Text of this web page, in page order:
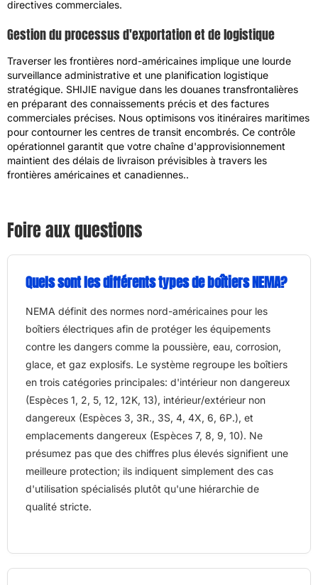
directives commerciales.
Gestion du processus d'exportation et de logistique
Traverser les frontières nord-américaines implique une lourde
surveillance administrative et une planification logistique
stratégique. SHIJIE navigue dans les douanes transfrontalières
en préparant des connaissements précis et des factures
commerciales précises. Nous optimisons vos itinéraires maritimes
pour contourner les centres de transit encombrés. Ce contrôle
opérationnel garantit que votre chaîne d'approvisionnement
maintient des délais de livraison prévisibles à travers les
frontières américaines et canadiennes..
Foire aux questions
Quels sont les différents types de boîtiers NEMA?
NEMA définit des normes nord-américaines pour les
boîtiers électriques afin de protéger les équipements
contre les dangers comme la poussière, eau, corrosion,
glace, et gaz explosifs. Le système regroupe les boîtiers
en trois catégories principales: d'intérieur non dangereux
(Espèces 1, 2, 5, 12, 12K, 13), intérieur/extérieur non
dangereux (Espèces 3, 3R., 3S, 4, 4X, 6, 6P.), et
emplacements dangereux (Espèces 7, 8, 9, 10). Ne
présumez pas que des chiffres plus élevés signifient une
meilleure protection; ils indiquent simplement des cas
d'utilisation spécialisés plutôt qu'une hiérarchie de
qualité stricte.